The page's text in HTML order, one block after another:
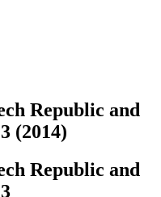
Republic and
(2014)
Republic and